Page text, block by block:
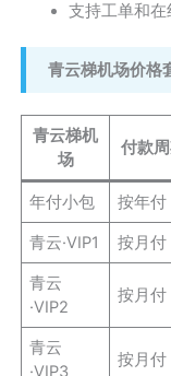
支持工单和
青云梯机场价格
青云梯机
场
付款
年付小包 按年付
青云·VIP1 按月付
青云
·VIP2
按月付
青云
·VIP3
按月付